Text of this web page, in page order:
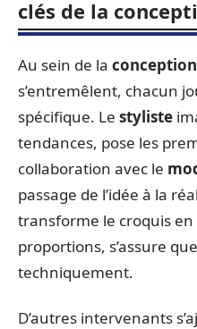
clés de la
Au sein de la
s’entremêlent, chacun
spécifique. Le styliste
tendances, pose les
collaboration avec le
passage de l’idée à la
transforme le croquis
proportions, s’assure
techniquement.
D’autres intervenants